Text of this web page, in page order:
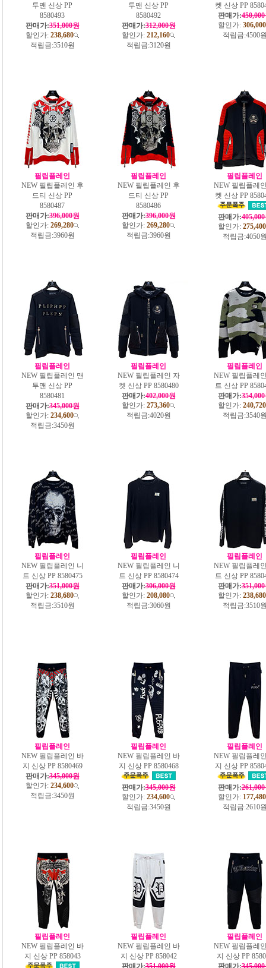
투맨 신상 PP
8580493
판매가:351,000원
할인가: 238,680
적립금:3510원
투맨 신상 PP
8580492
판매가:312,000원
할인가: 212,160
적립금:3120원
켓 신상 PP
판매가:
할인가: 306,000
적립금:4500
필립플레인
NEW 필립플레인 후
드티 신상 PP
8580487
판매가:396,000원
할인가: 269,280
적립금:3960원
필립플레인
NEW 필립플레인 후
드티 신상 PP
8580486
판매가:396,000원
할인가: 269,280
적립금:3960원
필립플레인
NEW 필립플레
켓 신상 PP
판매가:
할인가: 275,400
적립금:4050
필립플레인
NEW 필립플레인 맨
투맨 신상 PP
8580481
판매가:345,000원
할인가: 234,600
적립금:3450원
필립플레인
NEW 필립플레인 자
켓 신상 PP 8580480
판매가:402,000원
할인가: 273,360
적립금:4020원
필립플레인
NEW 필립플레
트 신상 PP
판매가:
할인가: 240,720
적립금:3540
필립플레인
NEW 필립플레인 니
트 신상 PP 8580475
판매가:351,000원
할인가: 238,680
적립금:3510원
필립플레인
NEW 필립플레인 니
트 신상 PP 8580474
판매가:306,000원
할인가: 208,080
적립금:3060원
필립플레인
NEW 필립플레
트 신상 PP
판매가:
할인가: 238,680
적립금:3510
필립플레인
NEW 필립플레인 바
지 신상 PP 8580469
판매가:345,000원
할인가: 234,600
적립금:3450원
필립플레인
NEW 필립플레인 바
지 신상 PP 8580468
판매가:345,000원
할인가: 234,600
적립금:3450원
필립플레인
NEW 필립플레
지 신상 PP
판매가:
할인가: 177,480
적립금:2610
필립플레인
NEW 필립플레인 바
지 신상 PP 858043
필립플레인
NEW 필립플레인 바
지 신상 PP 858042
판매가:351,000원
필립플레인
NEW 필립플레
지 신상 PP
판매가: